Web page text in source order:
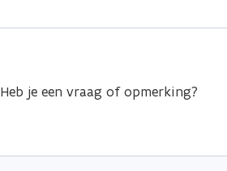
Heb je een vraag of opmerking?